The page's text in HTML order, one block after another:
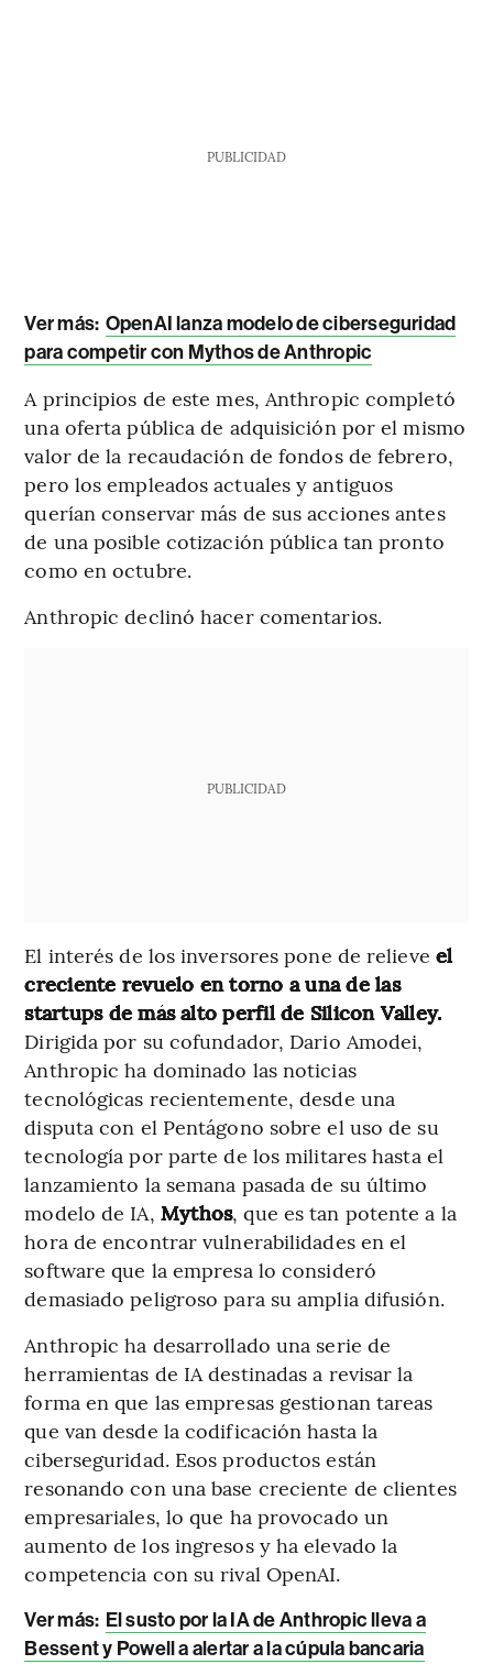
PUBLICIDAD
Ver más: OpenAI lanza modelo de ciberseguridad
para competir con Mythos de Anthropic
A principios de este mes, Anthropic completó
una oferta pública de adquisición por el mismo
valor de la recaudación de fondos de febrero,
pero los empleados actuales y antiguos
querían conservar más de sus acciones antes
de una posible cotización pública tan pronto
como en octubre.
Anthropic declinó hacer comentarios.
PUBLICIDAD
El interés de los inversores pone de relieve el
creciente revuelo en torno a una de las
startups de más alto perfil de Silicon Valley.
Dirigida por su cofundador, Dario Amodei,
Anthropic ha dominado las noticias
tecnológicas recientemente, desde una
disputa con el Pentágono sobre el uso de su
tecnología por parte de los militares hasta el
lanzamiento la semana pasada de su último
modelo de IA, Mythos, que es tan potente a la
hora de encontrar vulnerabilidades en el
software que la empresa lo consideró
demasiado peligroso para su amplia difusión.
Anthropic ha desarrollado una serie de
herramientas de IA destinadas a revisar la
forma en que las empresas gestionan tareas
que van desde la codificación hasta la
ciberseguridad. Esos productos están
resonando con una base creciente de clientes
empresariales, lo que ha provocado un
aumento de los ingresos y ha elevado la
competencia con su rival OpenAI.
Ver más: El susto por la IA de Anthropic lleva a
Bessent y Powell a alertar a la cúpula bancaria